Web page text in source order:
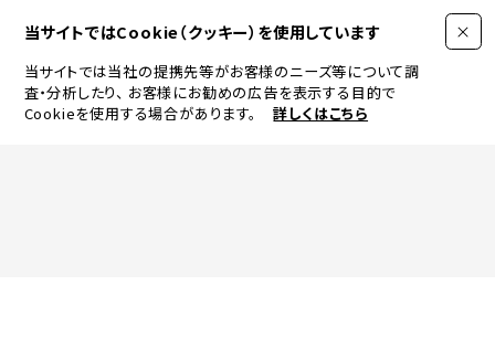
当サイトではCookie（クッキー）を使用しています
当サイトでは当社の提携先等がお客様のニーズ等について調
査・分析したり、 お客様にお勧めの広告を表示する目的で
Cookieを使用する場合があります。
詳しくはこちら